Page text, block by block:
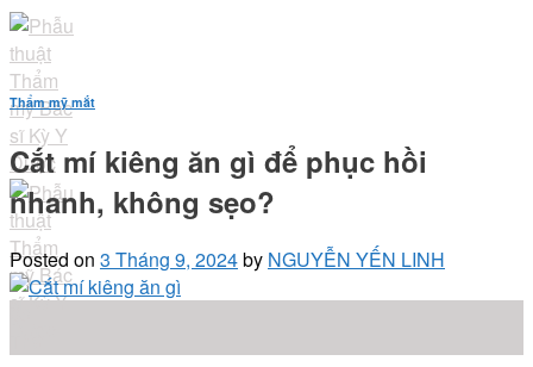
Skip
to
content
Thẩm mỹ mắt
Cắt mí kiêng ăn gì để phục hồi
nhanh, không sẹo?
Posted on 3 Tháng 9, 2024by NGUYỄN YẾN LINH